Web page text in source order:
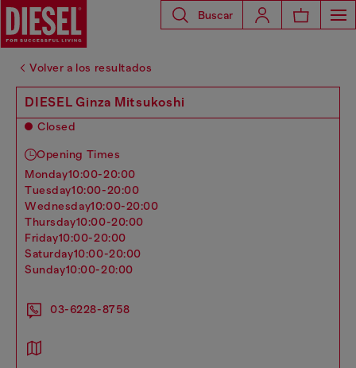
Buscar
Volver a los resultados
DIESEL Ginza Mitsukoshi
Closed
Opening Times
monday10:00-20:00
tuesday10:00-20:00
wednesday10:00-20:00
thursday10:00-20:00
friday10:00-20:00
saturday10:00-20:00
sunday10:00-20:00
03-6228-8758